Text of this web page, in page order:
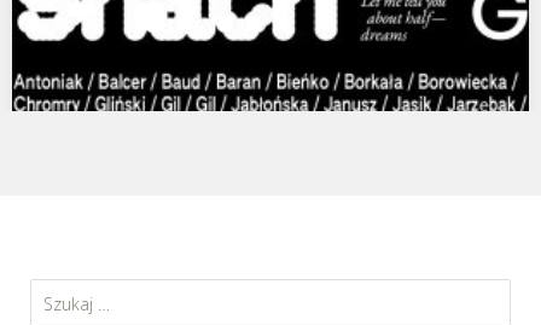
Szukaj: